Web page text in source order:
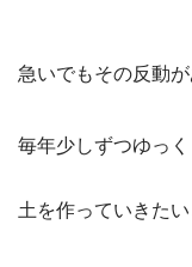
急いでもその反動が
毎年少しずつゆっく
土を作っていきたい